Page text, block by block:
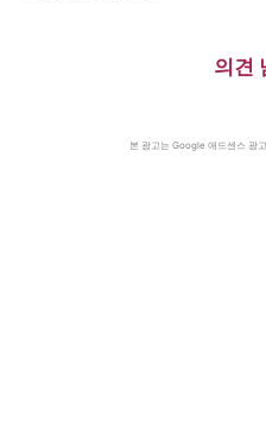
의견
본 광고는 Google 애드센스 광